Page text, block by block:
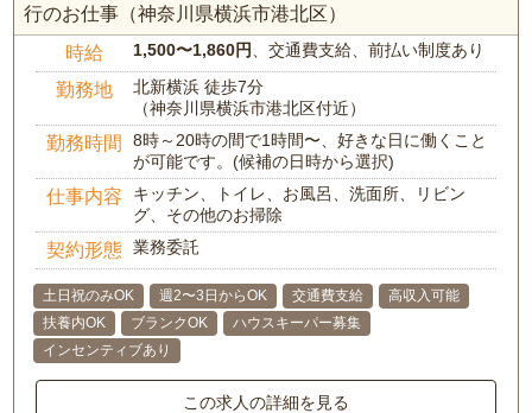
行のお仕事（神奈川県横浜市港北区）
時給 1,500〜1,860円 、交通費支給、前払い制度あり
勤務地
北新横浜 徒歩7分
（神奈川県横浜市港北区付近）
勤務時間
8時～20時の間で1時間〜、好きな日に働くこと
が可能です。(候補の日時から選択)
仕事内容
キッチン、トイレ、お風呂、洗面所、リビン
グ、その他のお掃除
契約形態 業務委託
土日祝のみOK 週2〜3日からOK 交通費支給
高収入可能
扶養内OK
ブランクOK
ハウスキーパー募集
インセンティブあり
この求人の詳細を見る